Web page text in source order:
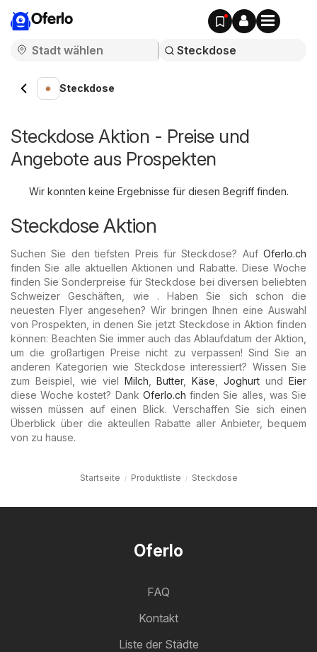
Oferlo
Steckdose
Steckdose Aktion - Preise und
Angebote aus Prospekten
Wir konnten keine Ergebnisse für diesen Begriff finden.
Steckdose Aktion
Suchen Sie den tiefsten Preis für Steckdose? Auf Oferlo.ch
finden Sie alle aktuellen Aktionen und Rabatte. Diese Woche
finden Sie Sonderpreise für Steckdose bei diversen beliebten
Schweizer Geschäften, wie . Haben Sie sich schon die
neuesten Flyer angesehen? Wir bringen Ihnen eine Auswahl
von Prospekten, in denen Sie jetzt Steckdose in Aktion finden
können: Beachten Sie immer auch das Ablaufdatum der Aktion,
um die großartigen Preise nicht zu verpassen! Sind Sie an
anderen Kategorien wie Steckdose interessiert? Wissen Sie
zum Beispiel, wie viel Milch ,Butter,Käse ,Joghurt undEier
diese Woche kostet? Dank Oferlo.ch finden Sie alles, was Sie
wissen müssen auf einen Blick. Verschaffen Sie sich einen
Überblick über die akteullen Rabatte aller Anbieter, bequem
von zu hause.
Startseite Produktliste Steckdose
Oferlo
FAQ
Kontakt
Liste der Städte